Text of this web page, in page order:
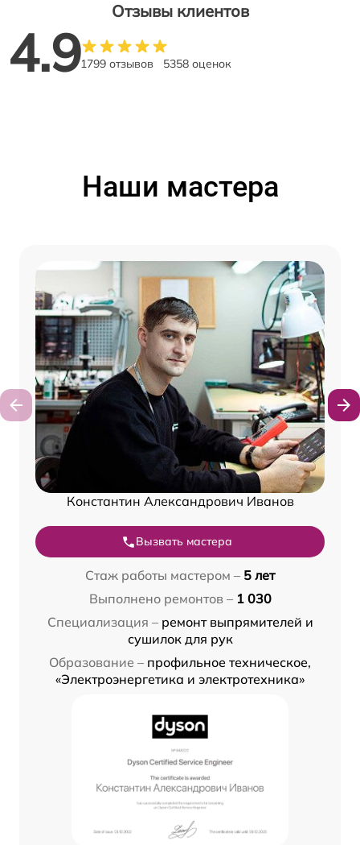
Отзывы клиентов
4.91799 отзывов 5358 оценок
Наши мастера
Константин Александрович Иванов
Вызвать мастера
Стаж работы мастером – 5 лет
Выполнено ремонтов – 1 030
Специализация – ремонт выпрямителей и
сушилок для рук
Образование – профильное техническое,
«Электроэнергетика и электротехника»